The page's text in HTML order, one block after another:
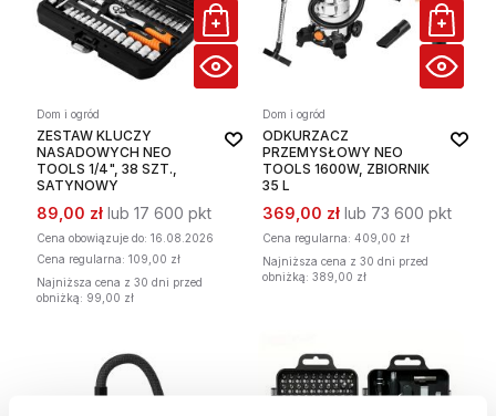
Dom i ogród
ZESTAW KLUCZY
NASADOWYCH NEO
TOOLS 1/4", 38 SZT.,
SATYNOWY
89,00 zł lub 17 600 pkt
Cena obowiązuje do: 16.08.2026
Cena regularna: 109,00 zł
Najniższa cena z 30 dni przed
obniżką: 99,00 zł
Dom i ogród
ODKURZACZ
PRZEMYSŁOWY NEO
TOOLS 1600W, ZBIORNIK
35 L
369,00 zł lub 73 600 pkt
Cena regularna: 409,00 zł
Najniższa cena z 30 dni przed
obniżką: 389,00 zł